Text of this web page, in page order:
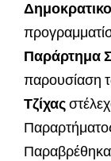
Παράρτημα
παρουσίαση
Τζίχας